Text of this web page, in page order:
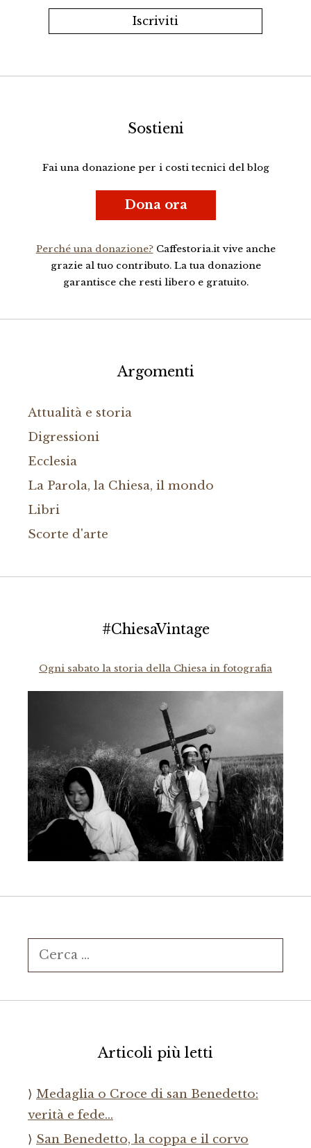
Sostieni
Fai una donazione per i costi tecnici del blog
Dona ora
Perché una donazione?Caffestoria.it vive anche
grazie al tuo contributo. La tua donazione
garantisce che resti libero e gratuito.
Argomenti
Attualità e storia
Digressioni
Ecclesia
La Parola, la Chiesa, il mondo
Libri
Scorte d'arte
#ChiesaVintage
Ogni sabato la storia della Chiesa in fotografia
Ricerca
per:
Articoli più letti
Medaglia o Croce di san Benedetto:
verità e fede…
San Benedetto, la coppa e il corvo